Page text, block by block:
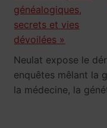
Neulat expose le
enquêtes mêlant la
la médecine, la